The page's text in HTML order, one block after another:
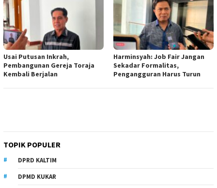
Usai Putusan Inkrah,
Pembangunan Gereja Toraja
Kembali Berjalan
Harminsyah: Job Fair Jangan
Sekadar Formalitas,
Pengangguran Harus Turun
TOPIK POPULER
DPRD KALTIM
DPMD KUKAR